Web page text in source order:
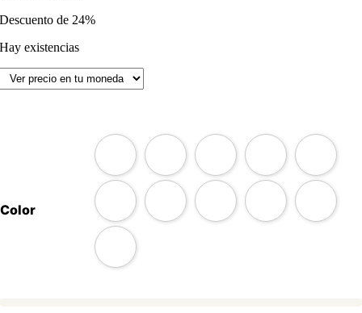
precios:
34,99€
Descuento de 24%
Hay existencias
Color